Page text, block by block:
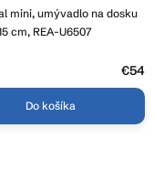
mini, umývadlo na dosku
cm, REA-U6507
€54
Do košíka